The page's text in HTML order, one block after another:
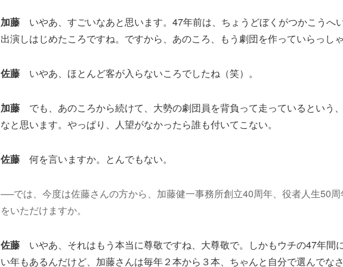
加藤 いやあ、すごいなあと思います。47年前は、ちょうどぼくがつかこうへ
出演しはじめたころですね。ですから、あのころ、もう劇団を作っていらっし
佐藤 いやあ、ほとんど客が入らないころでしたね（笑）。
加藤 でも、あのころから続けて、大勢の劇団員を背負って走っているという
なと思います。やっぱり、人望がなかったら誰も付いてこない。
佐藤 何を言いますか。とんでもない。
──では、今度は佐藤さんの方から、加藤健一事務所創立40周年、役者人生50
をいただけますか。
佐藤 いやあ、それはもう本当に尊敬ですね、大尊敬で。しかもウチの47年間
い年もあるんだけど、加藤さんは毎年２本から３本、ちゃんと自分で選んでな